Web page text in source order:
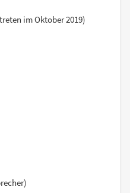
im Oktober 2019)